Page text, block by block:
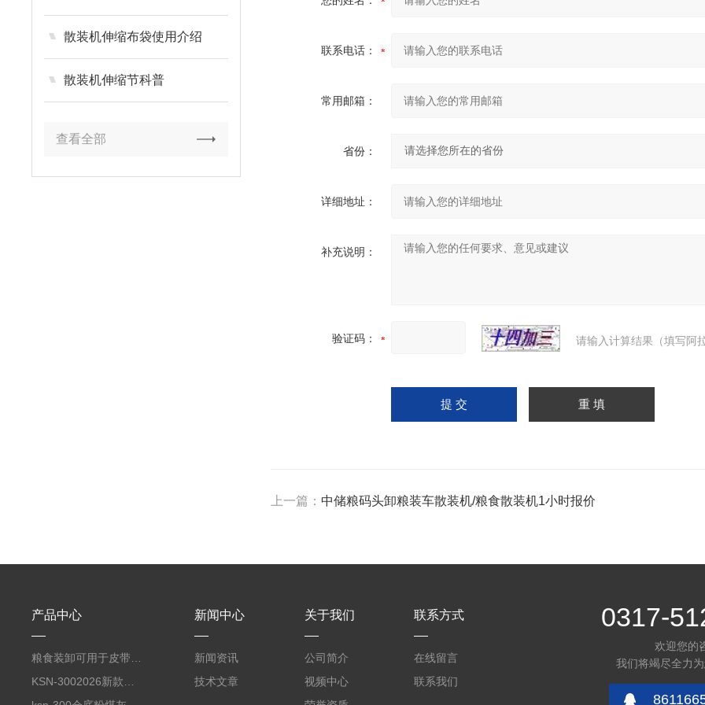
散装机伸缩布袋使用介绍
散装机伸缩节科普
查看全部
联系电话：
常用邮箱：
省份：
详细地址：
补充说明：
验证码： 请输入计算结果（填写阿
上一篇： 中储粮码头卸粮装车散装机/粮食散装机1小时报价
产品中心 新闻中心
新闻资讯
技术文章
关于我们
公司简介
视频中心
联系方式
在线留言
联系我们
0317-
欢迎您的
我们将竭尽全力